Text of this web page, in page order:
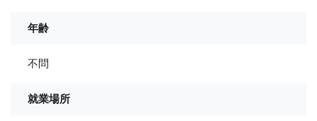
年齢
不問
就業場所